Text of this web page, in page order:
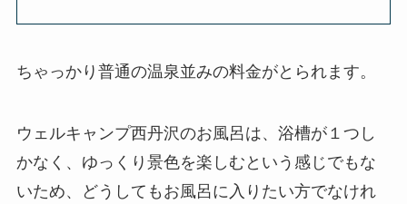
ちゃっかり普通の温泉並みの料金がとられます。
ウェルキャンプ西丹沢のお風呂は、浴槽が１つし
かなく、ゆっくり景色を楽しむという感じでもな
いため、どうしてもお風呂に入りたい方でなけれ